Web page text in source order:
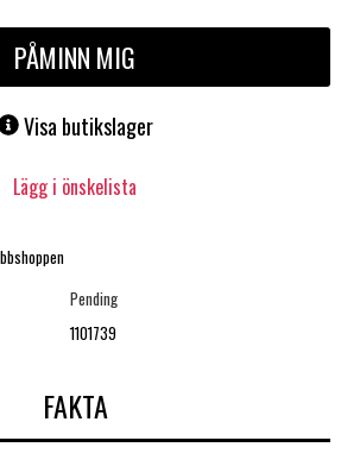
PÅMINN MIG
Visa butikslager
Lägg i önskelista
Pending
1101739
FAKTA